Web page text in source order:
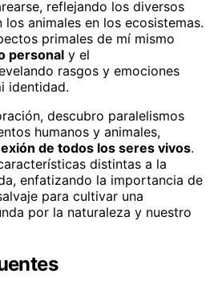
reflejando los diversos
los animales en los ecosistemas.
primales de mí mismo
personal y el
rasgos y emociones
identidad.
descubro paralelismos
humanos y animales,
de todos los seres vivos.
distintas a la
enfatizando la importancia de
para cultivar una
por la naturaleza y nuestro